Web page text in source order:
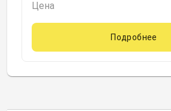
Цена
Подробнее